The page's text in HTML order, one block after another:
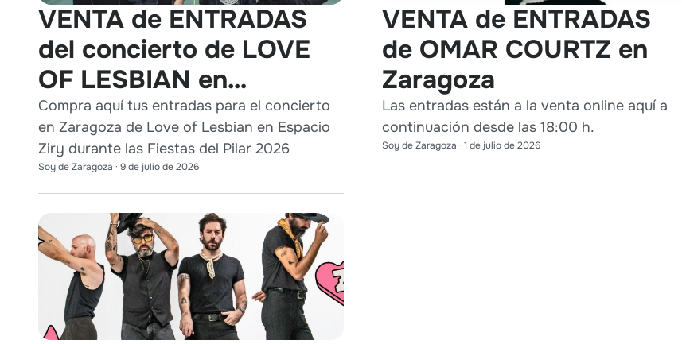
VENTA de ENTRADAS
del concierto de LOVE
OF LESBIAN en
Zaragoza durante Pilares
2026
Compra aquí tus entradas para el concierto
en Zaragoza de Love of Lesbian en Espacio
Ziry durante las Fiestas del Pilar 2026
Soy de Zaragoza · 9 de julio de 2026
VENTA de ENTRADAS
de OMAR COURTZ en
Zaragoza
Las entradas están a la venta online aquí a
continuación desde las 18:00 h.
Soy de Zaragoza · 1 de julio de 2026